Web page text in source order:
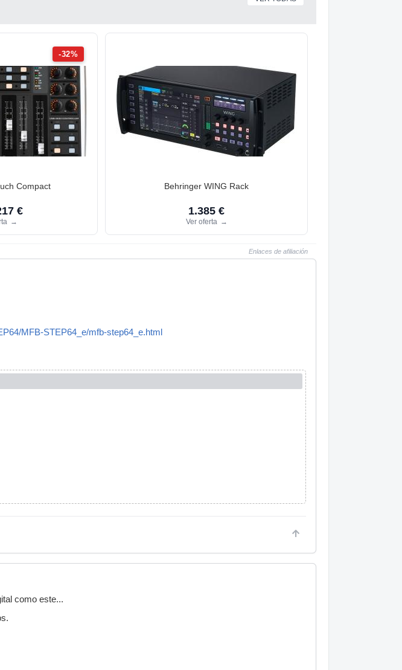
-32%
Compact
€
→
Behringer WING Rack
1.385 €
Ver oferta →
Enlaces de afiliación
MFB-STEP64_e/mfb-step64_e.html
como este...